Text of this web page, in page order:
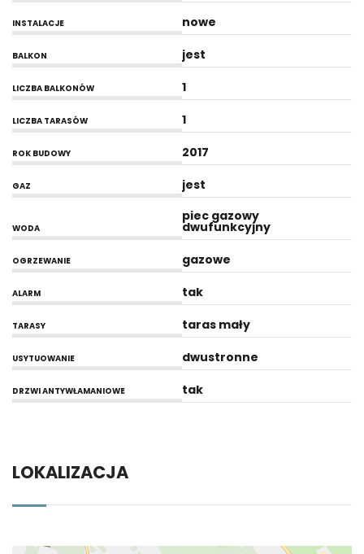
INSTALACJE nowe
BALKON jest
LICZBA BALKONÓW 1
LICZBA TARASÓW 1
ROK BUDOWY 2017
GAZ jest
WODA
piec gazowy
dwufunkcyjny
OGRZEWANIE gazowe
ALARM tak
TARASY taras mały
USYTUOWANIE dwustronne
DRZWI ANTYWŁAMANIOWE tak
LOKALIZACJA